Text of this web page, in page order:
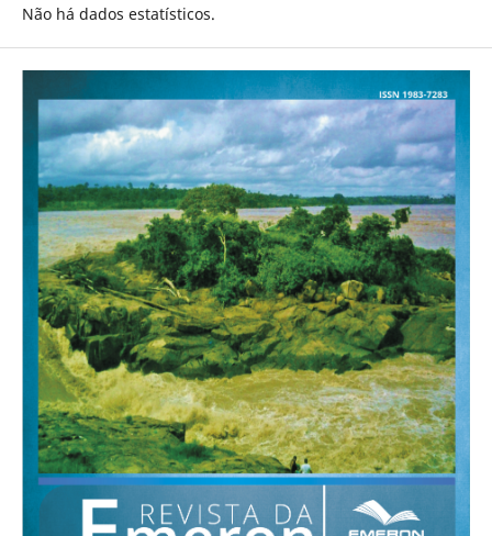
Não há dados estatísticos.